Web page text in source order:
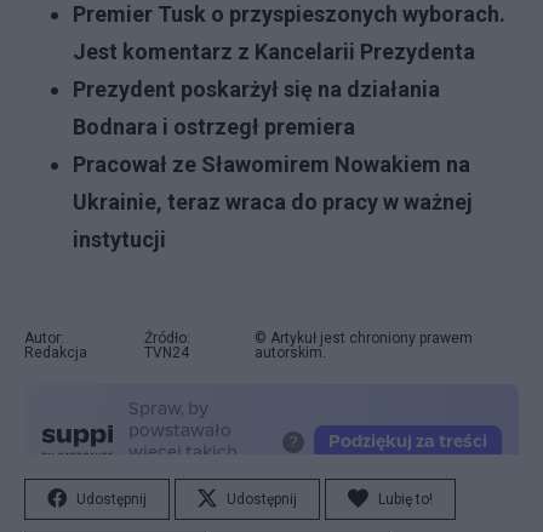
Premier Tusk o przyspieszonych wyborach.
Jest komentarz z Kancelarii Prezydenta
Prezydent poskarżył się na działania
Bodnara i ostrzegł premiera
Pracował ze Sławomirem Nowakiem na
Ukrainie, teraz wraca do pracy w ważnej
instytucji
Autor:
Redakcja
Źródło:
TVN24
© Artykuł jest chroniony prawem
autorskim.
Udostępnij Udostępnij Lubię to!